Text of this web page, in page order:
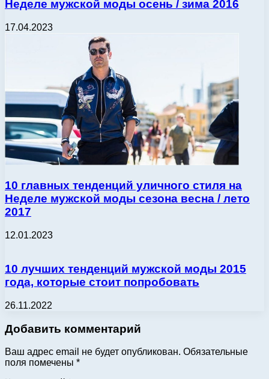
Неделе мужской моды осень / зима 2016
17.04.2023
10 главных тенденций уличного стиля на
Неделе мужской моды сезона весна / лето
2017
12.01.2023
10 лучших тенденций мужской моды 2015
года, которые стоит попробовать
26.11.2022
Добавить комментарий
Ваш адрес email не будет опубликован. Обязательные
поля помечены *